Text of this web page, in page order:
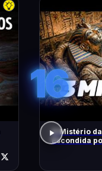
16
O Mistério
Escondida